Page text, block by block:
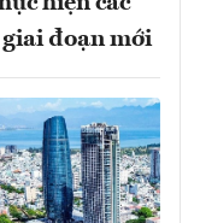
đoạn mới